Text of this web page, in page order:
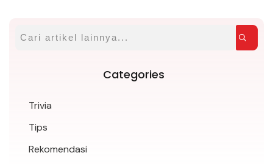
Categories
Trivia
Tips
Rekomendasi